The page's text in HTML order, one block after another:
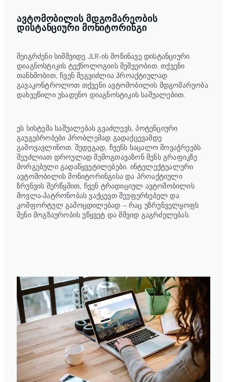
ᲐᲕᲢᲝᲛᲝᲑᲘᲚᲘᲡ ᲛᲓᲒᲝᲛᲐᲠᲔᲝᲑᲘᲡ
ᲓᲘᲡᲢᲐᲜᲪᲘᲣᲠᲘ ᲛᲝᲜᲘᲢᲝᲠᲘᲜᲒᲘ
შეიგრძენი სიმშვიდე JLR-ის მოწინავე დისტანციური
დიაგნოსტიკის ტექნოლოგიის მეშვეობით. თქვენი
თანხმობით, ჩვენ შეგვიძლია პროაქტიულად
გავაკონტროლოთ თქვენი ავტომობილის მდგომარეობა
დახვეწილი უსადენო დიაგნოსტიკის საშუალებით.
ეს სისტემა საშუალებას გვაძლევს, პოტენციური
გაუგებრობები პრობლემად გადაქცევამდე
გამოვავლინოთ. შედეგად, ჩვენს საცალო მოვაჭრეებს
შეუძლიათ დროულად შემოგთავაზონ შენს გრაფიკზე
მორგებული გადაწყვეტილებები. ინტელექტუალური
ავტომობილის მონიტორინგისა და პროაქტიული
ზრუნვის შერწყმით, ჩვენ ტრადიციულ ავტომობილის
მოვლა-პატრონობას ვაქცევთ შეუფერხებელ და
კომფორტულ გამოცდილებად — რაც უზრუნველყოფს
შენი მოგზაურობის უწყვეტ და მშვიდ გაგრძელებას.